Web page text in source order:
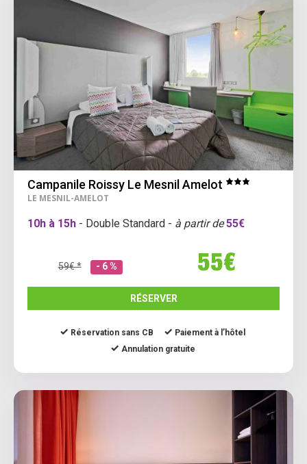
Campanile Roissy Le Mesnil Amelot
LE MESNIL-AMELOT
10h à 15h - Double Standard - à partir de 55€
59€ * - 6 % 55€
RÉSERVER
Réservation sans CB
Paiement à l’hôtel
Annulation gratuite